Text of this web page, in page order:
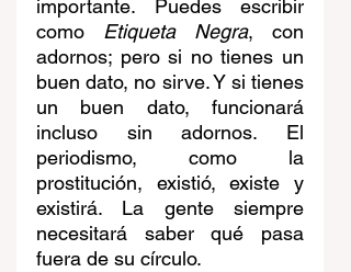
importante. Puedes escribir
como Etiqueta Negra, con
adornos; pero si no tienes un
buen dato, no sirve. Y si tienes
un buen dato, funcionará
incluso sin adornos. El
periodismo, como la
prostitución, existió, existe y
existirá. La gente siempre
necesitará saber qué pasa
fuera de su círculo.